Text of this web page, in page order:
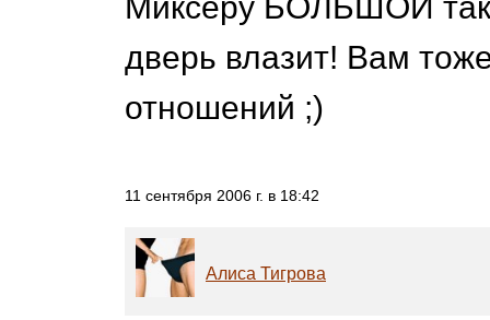
дверь влазит! Вам
отношений ;)
11 сентября 2006 г. в 18:42
Алиса Тигрова